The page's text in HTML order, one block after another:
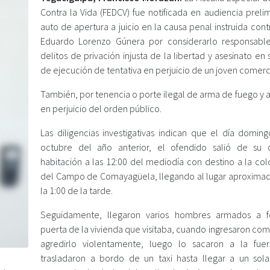
Contra la Vida (FEDCV) fue notificada en audiencia
auto de apertura a juicio en la causa penal instruida
Eduardo Lorenzo Gúnera por considerarlo
delitos de privación injusta de la libertad y asesinato en
de ejecución de tentativa en perjuicio de un joven
También, por tenencia o porte ilegal de arma de fuego y
en perjuicio del orden público.
Las diligencias investigativas indican que el día
octubre del año anterior, el ofendido salió de su
habitación a las 12:00 del mediodía con destino a la
del Campo de Comayagüela, llegando al lugar
la 1:00 de la tarde.
Seguidamente, llegaron varios hombres armados a
puerta de la vivienda que visitaba, cuando ingresaron
agredirlo violentamente, luego lo sacaron a la
trasladaron a bordo de un taxi hasta llegar a un